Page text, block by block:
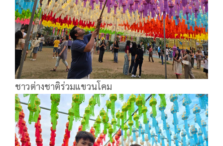
ชาวต่างชาติร่วมแขวนโคม